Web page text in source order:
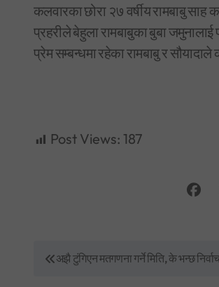
कलवारका छोरा २७ वर्षीय रामबाबु साह
प्रहरीले बेहुला रामबाबुका बुबा
प्रेम सम्बन्धमा रहेका रामबाबु र
Post Views: 187
P
अझै टुंगिएन मतगणना गर्ने मिति, के भन्छ